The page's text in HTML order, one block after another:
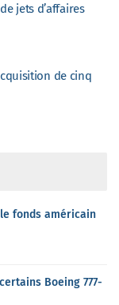
jets d’affaires
de cinq
fonds américain
Boeing 777-